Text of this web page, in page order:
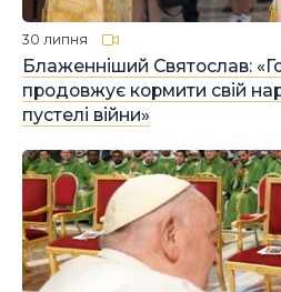
Блаженніший Святослав:
продовжує кормити свій
пустелі війни»
30 липня